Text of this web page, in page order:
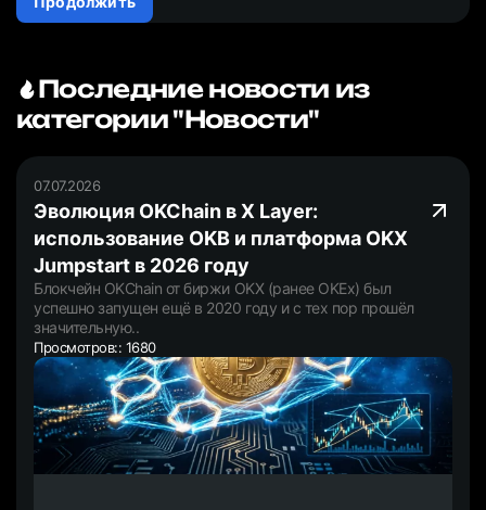
Последние новости из
категории "Новости"
07.07.2026
Эволюция OKChain в X Layer:
использование OKB и платформа OKX
Jumpstart в 2026 году
Блокчейн OKChain от биржи OKX (ранее OKEx) был
успешно запущен ещё в 2020 году и с тех пор прошёл
значительную..
Просмотров:: 1680